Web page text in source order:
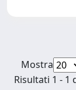
Mostra
Risultati 1 - 1